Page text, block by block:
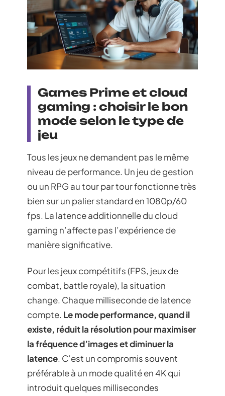
Games Prime et cloud
gaming : choisir le bon
mode selon le type de
jeu
Tous les jeux ne demandent pas le même
niveau de performance. Un jeu de gestion
ou un RPG au tour par tour fonctionne très
bien sur un palier standard en 1080p/60
fps. La latence additionnelle du cloud
gaming n’affecte pas l’expérience de
manière significative.
Pour les jeux compétitifs (FPS, jeux de
combat, battle royale), la situation
change. Chaque milliseconde de latence
compte. Le mode performance, quand il
existe, réduit la résolution pour maximiser
la fréquence d’images et diminuer la
latence. C’est un compromis souvent
préférable à un mode qualité en 4K qui
introduit quelques millisecondes